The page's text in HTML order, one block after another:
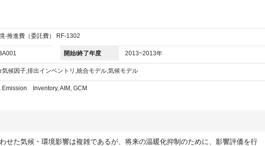
-推進費（委託費） RF-1302
開始/終了年度 2013~2013年
気候因子,排出インベントリ,統合モデル,気候モデル
Emission Inventory, AIM, GCM
せた気候・環境影響は複雑であるが、将来の温暖化抑制のために、影響評価を行